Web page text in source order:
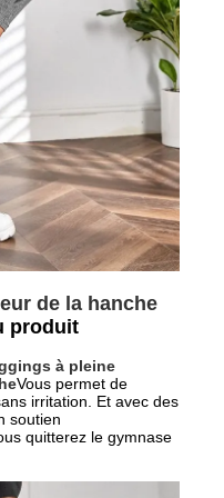
de la hanche
produit
à pleine
Vous permet de
irritation. Et avec des
soutien
quitterez le gymnase